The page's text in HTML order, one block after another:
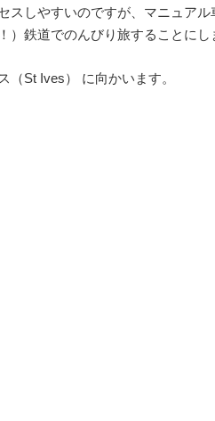
スしやすいのですが、マニュア
）鉄道でのんびり旅することにし
（St Ives） に向かいます。